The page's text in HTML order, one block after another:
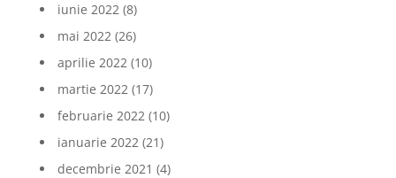
iunie 2022(8)
mai 2022(26)
aprilie 2022(10)
martie 2022(17)
februarie 2022(10)
ianuarie 2022(21)
decembrie 2021 (4)